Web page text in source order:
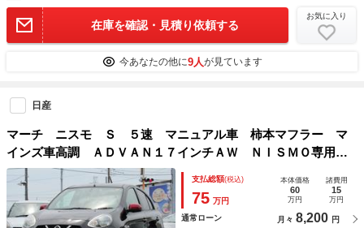
在庫を確認・見積り依頼する
お気に入り
今あなたの他に9人が見ています
日産
マーチ ニスモ Ｓ ５速 マニュアル車 柿本マフラー マ
インズ車高調 ＡＤＶＡＮ１７インチＡＷ ＮＩＳＭＯ専用シ
ート ナビ Ｂｌｕｅｔｏｏｔｈオーディオ対応 ＥＴＣ ス
マートキー
支払総額(税込)
75 万円
本体価格
60
万円
諸費用
15
万円
通常ローン 月々 8,200 円